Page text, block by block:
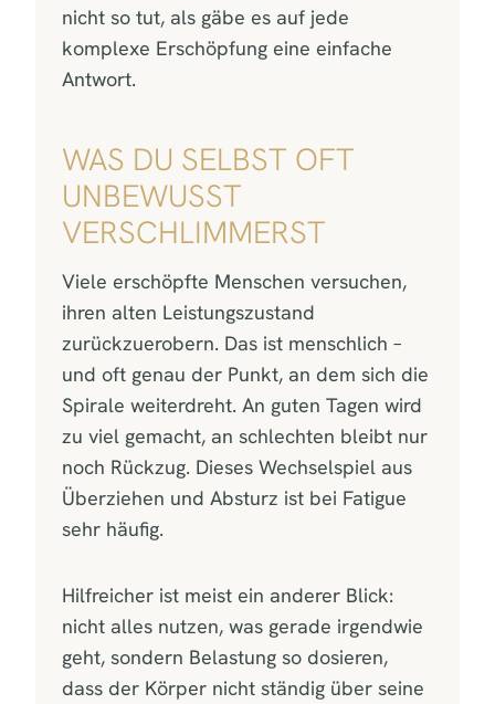
nicht so tut, als gäbe es auf jede
komplexe Erschöpfung eine einfache
Antwort.
WAS DU SELBST OFT
UNBEWUSST
VERSCHLIMMERST
Viele erschöpfte Menschen versuchen,
ihren alten Leistungszustand
zurückzuerobern. Das ist menschlich –
und oft genau der Punkt, an dem sich die
Spirale weiterdreht. An guten Tagen wird
zu viel gemacht, an schlechten bleibt nur
noch Rückzug. Dieses Wechselspiel aus
Überziehen und Absturz ist bei Fatigue
sehr häufig.
Hilfreicher ist meist ein anderer Blick:
nicht alles nutzen, was gerade irgendwie
geht, sondern Belastung so dosieren,
dass der Körper nicht ständig über seine